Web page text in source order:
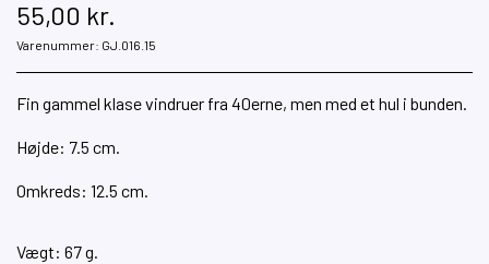
55,00 kr.
Varenummer: GJ.016.15
Fin gammel klase vindruer fra 40erne, men med et hul i bunden.
Højde: 7.5 cm.
Omkreds: 12.5 cm.
Vægt: 67 g.